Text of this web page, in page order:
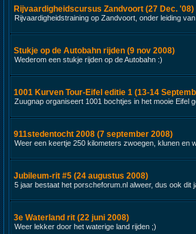
Rijvaardigheidscursus Zandvoort (27 Dec. '08)
Rijvaardigheidstraining op Zandvoort, onder leiding
Stukje op de Autobahn rijden (9 nov 2008)
Wederom een stukje rijden op de Autobahn :)
1001 Kurven Tour-Eifel editie 1 (13-14
Zuugnap organiseert 1001 bochtjes in het mooie Eifel
911stedentocht 2008 (7 september 2008)
Weer een keertje 250 kilometers zwoegen, klunen en
Jubileum-rit #5 (24 augustus 2008)
5 jaar bestaat het porscheforum.nl alweer, dus ook dit
3e Waterland rit (22 juni 2008)
Weer lekker door het waterige land rijden ;)